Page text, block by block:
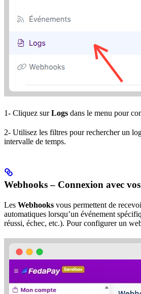
1- Cliquez surLogs dans le menu pour
2- Utilisez les filtres pour rechercher un
intervalle de temps.
Webhooks – Connexion avec
Les Webhooks vous permettent de
automatiques lorsqu’un événement
réussi, échec, etc.). Pour configurer un